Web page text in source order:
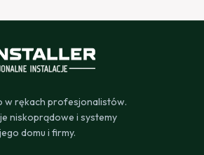
w rękach profesjonalistów.
niskoprądowe i systemy
domu i firmy.